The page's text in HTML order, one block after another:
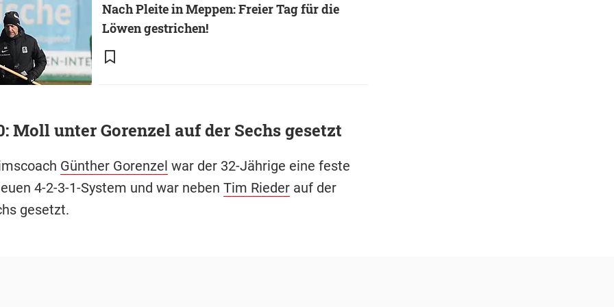
Nach Pleite in Meppen: Freier Tag für die
Löwen gestrichen!
Moll unter Gorenzel auf der Sechs gesetzt
Günther Gorenzel war der 32-Jährige eine feste
4-2-3-1-System und war neben Tim Riederauf der
gesetzt.